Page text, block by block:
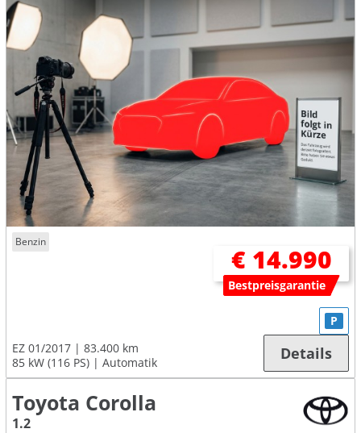
Benzin
€ 14.990
Bestpreisgarantie
EZ 01/2017
83.400 km
85 kW (116 PS)
Automatik
P
Details
Toyota Corolla
1.2